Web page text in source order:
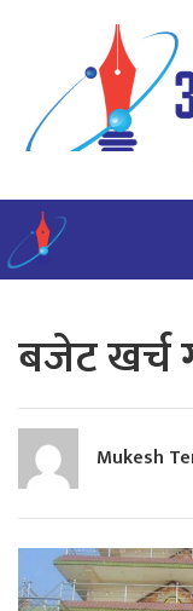
बजेट खर्च
Mukesh